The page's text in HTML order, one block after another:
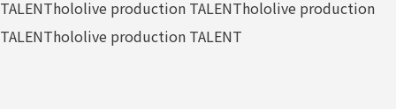
TALENThololive production TALENThololive production
TALENThololive production TALENT